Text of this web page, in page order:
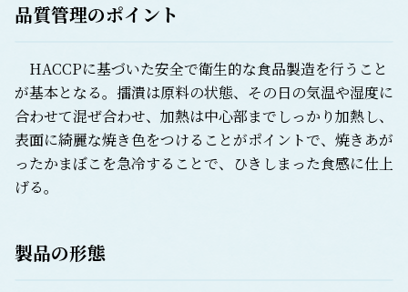
品質管理のポイント
HACCPに基づいた安全で衛生的な食品製造を行うこと
が基本となる。擂潰は原料の状態、その日の気温や湿度に
合わせて混ぜ合わせ、加熱は中心部までしっかり加熱し、
表面に綺麗な焼き色をつけることがポイントで、焼きあが
ったかまぼこを急冷することで、ひきしまった食感に仕上
げる。
製品の形態